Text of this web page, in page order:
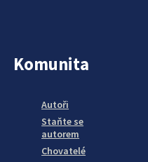
Komunita
Autoři
Staňte se
autorem
Chovatelé